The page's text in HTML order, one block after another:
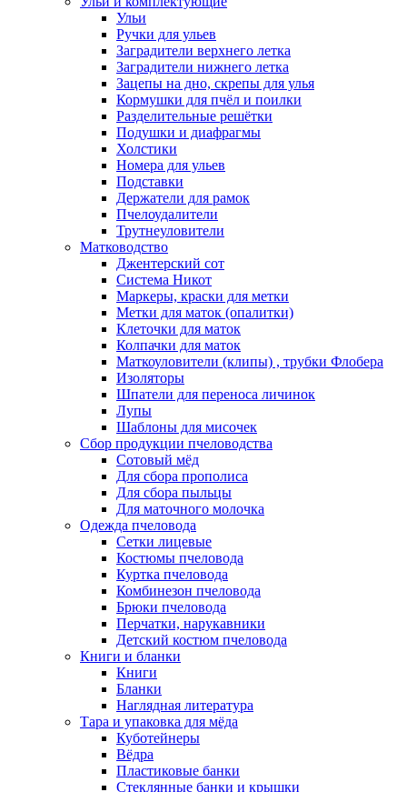
Ульи
Ручки для ульев
Заградители верхнего летка
Заградители нижнего летка
Зацепы на дно, скрепы для улья
Кормушки для пчёл и поилки
Разделительные решётки
Подушки и диафрагмы
Холстики
Номера для ульев
Подставки
Держатели для рамок
Пчелоудалители
Трутнеуловители
Матководство
Джентерский сот
Система Никот
Маркеры, краски для метки
Метки для маток (опалитки)
Клеточки для маток
Колпачки для маток
Маткоуловители (клипы) , трубки Флобера
Изоляторы
Шпатели для переноса личинок
Лупы
Шаблоны для мисочек
Сбор продукции пчеловодства
Сотовый мёд
Для сбора прополиса
Для сбора пыльцы
Для маточного молочка
Одежда пчеловода
Сетки лицевые
Костюмы пчеловода
Куртка пчеловода
Комбинезон пчеловода
Брюки пчеловода
Перчатки, нарукавники
Детский костюм пчеловода
Книги и бланки
Книги
Бланки
Наглядная литература
Тара и упаковка для мёда
Куботейнеры
Вёдра
Пластиковые банки
Стеклянные банки и крышки